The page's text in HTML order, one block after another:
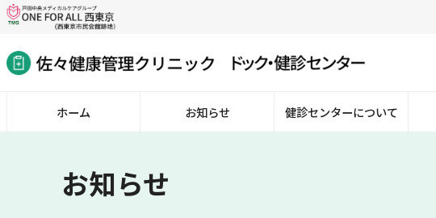
ホーム お知らせ 健診センターについて
お知らせ